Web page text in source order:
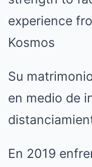
Su
en medio de
En 2019